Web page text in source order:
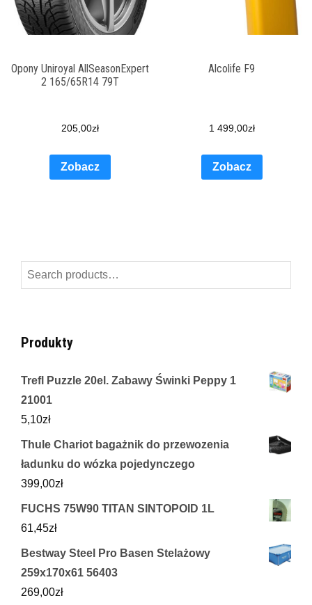
Opony Uniroyal AllSeasonExpert
2 165/65R14 79T
205,00zł
Zobacz
Alcolife F9
1 499,00zł
Zobacz
Search
for:
Produkty
Trefl Puzzle 20el. Zabawy Świnki Peppy 1
21001
5,10zł
Thule Chariot bagażnik do przewozenia
ładunku do wózka pojedynczego
399,00zł
FUCHS 75W90 TITAN SINTOPOID 1L
61,45zł
Bestway Steel Pro Basen Stelażowy
259x170x61 56403
269,00zł